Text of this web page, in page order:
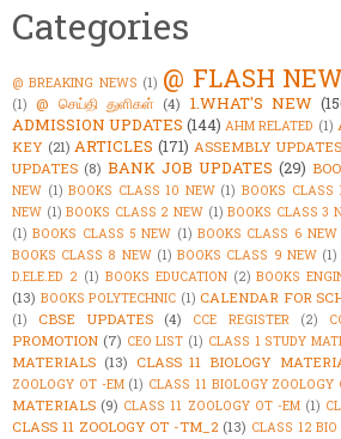
Categories
@ BREAKING NEWS (1) @ FLASH
(1) @ செய்தி துளிகள் (4) 1.WHAT'S NEW
ADMISSION UPDATES (144) AHM RELATED (1)
KEY (21) ARTICLES (171) ASSEMBLY UPDATES
UPDATES (8) BANK JOB UPDATES (29)
NEW (1) BOOKS CLASS 10 NEW (1) BOOKS CLASS
NEW (1) BOOKS CLASS 2 NEW (1) BOOKS CLASS 3
(1) BOOKS CLASS 5 NEW (1) BOOKS CLASS 6 NEW
BOOKS CLASS 8 NEW (1) BOOKS CLASS 9 NEW (1)
D.ELE.ED 2 (1) BOOKS EDUCATION (2) BOOKS
(13) BOOKS POLYTECHNIC (1) CALENDAR FOR
(1)
CBSE UPDATES (4) CCE REGISTER (2)
PROMOTION (7) CEO LIST (1) CLASS 1 STUDY
MATERIALS (13) CLASS 11 BIOLOGY
ZOOLOGY OT -EM (1) CLASS 11 BIOLOGY ZOOLOGY
MATERIALS (9) CLASS 11 ZOOLOGY OT -EM (1)
CLASS 11 ZOOLOGY OT -TM_2 (13) CLASS 12